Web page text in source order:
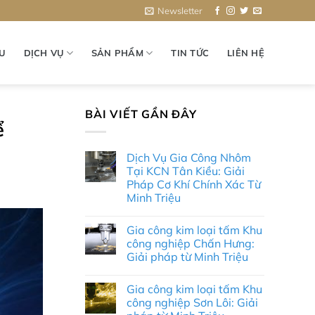
Newsletter
DỊCH VỤ SẢN PHẨM TIN TỨC LIÊN HỆ
BÀI VIẾT GẦN ĐÂY
Dịch Vụ Gia Công Nhôm
Tại KCN Tân Kiều: Giải
Pháp Cơ Khí Chính Xác Từ
Minh Triệu
bình
luận
ở
Dịch
Công
Nhôm
Tại
KCN
Gia công kim loại tấm Khu
công nghiệp Chấn Hưng:
Giải pháp từ Minh Triệu
bình
luận
ở
Gia công kim loại tấm Khu
công nghiệp Sơn Lôi: Giải